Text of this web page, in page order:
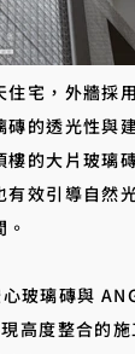
，外牆採
的透光性與
的大片玻璃
效引導自然
玻璃磚與
高度整合的